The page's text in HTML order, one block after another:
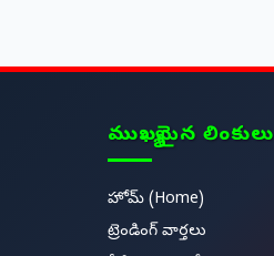
ముఖ్యమైన లింకులు
హోమ్ (Home)
ట్రెండింగ్ వార్తలు